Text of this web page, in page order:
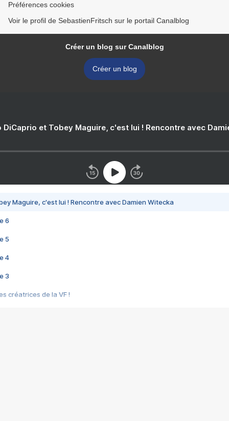
Préférences cookies
Voir le profil de SebastienFritsch sur le portail Canalblog
Créer un blog sur Canalblog
Créer un blog
DiCaprio et Tobey Maguire, c'est lui ! Rencontre avec
Maguire, c'est lui ! Rencontre avec Damien Witecka
6
5
4
3
créatrices de la VF !